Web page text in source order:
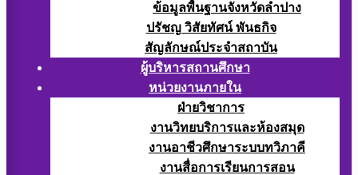
ข้อมูลพื้นฐานจังหวัดลำปาง
ปรัชญ วิสัยทัศน์ พันธกิจ
สัญลักษณ์ประจำสถาบัน
ผู้บริหารสถานศึกษา
หน่วยงานภายใน
ฝ่ายวิชาการ
งานวิทยบริการและห้องสมุด
งานอาชีวศึกษาระบบทวิภาคี
งานสื่อการเรียนการสอน